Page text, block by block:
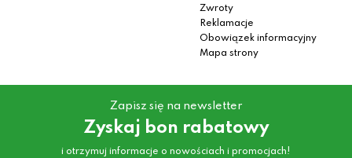
Zwroty
Reklamacje
Obowiązek informacyjny
Mapa strony
Zapisz się na newsletter
Zyskaj bon rabatowy
i otrzymuj informacje o nowościach i promocjach!